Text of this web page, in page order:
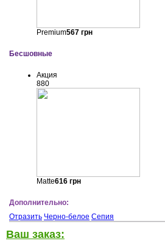
Premium567грн
Бесшовные
Акция
880
Matte616грн
Дополнительно:
Отразить Черно-белое Сепия
Ваш заказ: